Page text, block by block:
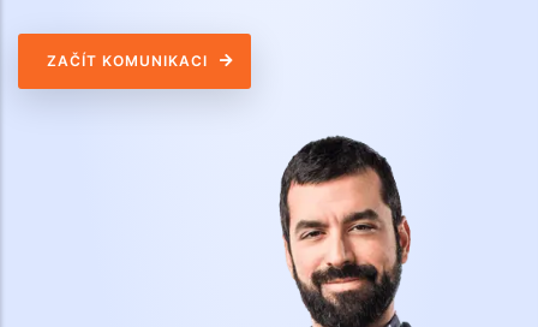
ZAČÍT KOMUNIKACI